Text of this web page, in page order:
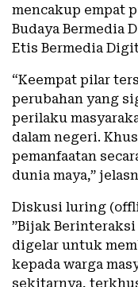
mencakup empat
Budaya Bermedia
Etis Bermedia
“Keempat pilar
perubahan yang
perilaku
dalam negeri.
pemanfaatan
dunia maya,”
Diskusi luring
”Bijak Berinteraksi
digelar untuk
kepada warga
sekitarnya,